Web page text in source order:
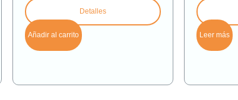
Detalles
Añadir al carrito Leer más